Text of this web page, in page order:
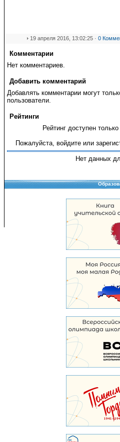
19 апреля 2016, 13:02:25 · 0
Комментарии
Нет комментариев.
Добавить комментарий
Добавлять комментарии могут
пользователи.
Рейтинги
Рейтинг доступен
Пожалуйста, войдите или
Нет данных
Copyright © 2008-2026
Перепечатка и использование
Управления
103,970,790